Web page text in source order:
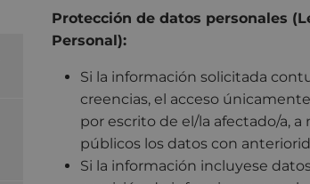
Protección de datos personales
Personal):
Si la información solicitada
creencias, el acceso
por escrito de el/la afectado/a,
públicos los datos con
Si la información incluyese